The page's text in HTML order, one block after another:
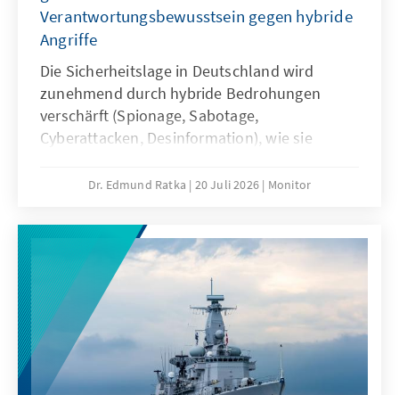
Verantwortungsbewusstsein gegen hybride
Angriffe
Die Sicherheitslage in Deutschland wird
zunehmend durch hybride Bedrohungen
verschärft (Spionage, Sabotage,
Cyberattacken, Desinformation), wie sie
Deshalb braucht es eine Reform der
Kompetenzen für die Sicherheitsbehörden
sowie eine Stärkung des
Bevölkerungsschutzes. Zudem sind
demokratische Resilienz und ein neues
gesamtgesellschaftliches
Verantwortungsbewusstsein
Schlüsselfaktoren, um im hybriden Krieg zu
bestehen.
Dr. Edmund Ratka 20 Juli 2026 Monitor